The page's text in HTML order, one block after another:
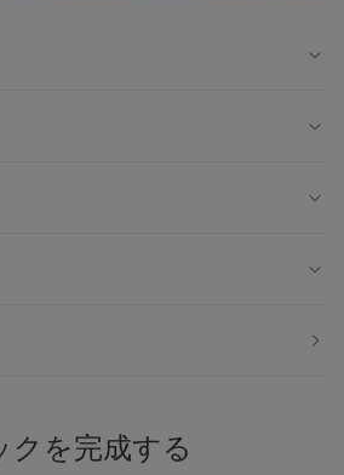
アイテムをすぐにお探しいただけま
素材ブラ
クを完成する